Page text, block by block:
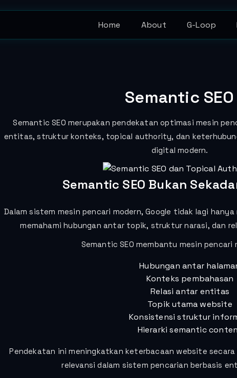
Home About G-Loop
Semantic SEO
Semantic SEO merupakan pendekatan optimasi mesin
entitas, struktur konteks, topical authority, dan
digital modern.
Semantic SEO Bukan
Dalam sistem mesin pencari modern, Google tidak lagi
memahami hubungan antar topik, struktur narasi, dan
Semantic SEO membantu mesin pencari
Hubungan antar
Konteks pembahasan
Relasi antar entitas
Topik utama website
Konsistensi struktur
Hierarki semantic
Pendekatan ini meningkatkan keterbacaan website
relevansi dalam sistem pencarian berbasis